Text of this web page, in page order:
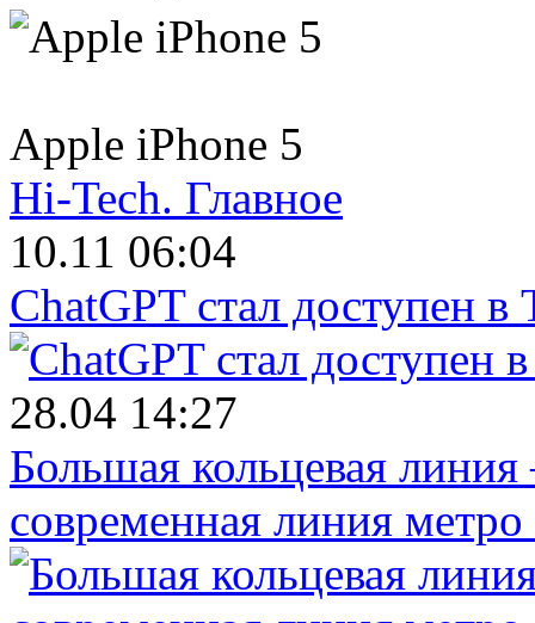
Apple iPhone 5
Hi-Tech. Главное
10.11 06:04
ChatGPT стал доступен
28.04 14:27
Большая кольцевая
современная линия